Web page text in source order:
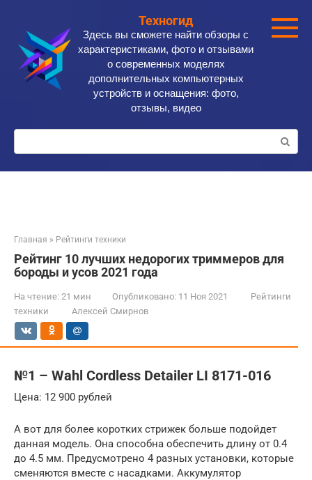
контенту
Техногид
Здесь вы сможете найти обзоры с
характеристиками, фото и отзывами
о современных моделях
дополнительных компьютерных
устройств и оснащения: фото,
отзывы, видео
Поиск:
Главная » Рейтинги техники
Рейтинг 10 лучших недорогих триммеров для
бороды и усов 2021 года
На чтение: 21 мин Опубликовано: 11 Ноя 2021
Рейтинги
техники
Алексей Смирнов
№1 – Wahl Cordless Detailer LI 8171-016
Цена: 12 900 рублей
А вот для более коротких стрижек больше подойдет
данная модель. Она способна обеспечить длину от 0.4
до 4.5 мм. Предусмотрено 4 разных установки, которые
сменяются вместе с насадками. Аккумулятор